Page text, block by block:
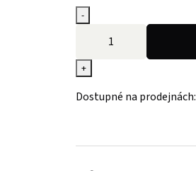
-
+
Dostupné na prodejnách: